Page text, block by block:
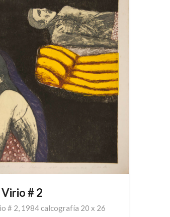
# 2
# 2, 1984 calcografía 20 x 26